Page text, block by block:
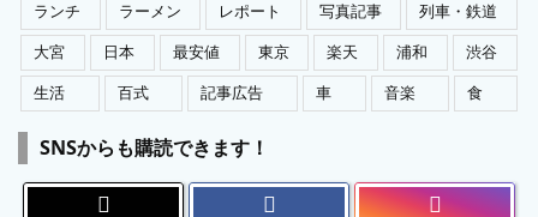
ランチ
ラーメン レポート 写真記事
列車・鉄道
大宮
日本 最安値 東京 楽天 浦和
渋谷
生活
百式 記事広告 車 音楽 食
SNSからも購読できます！